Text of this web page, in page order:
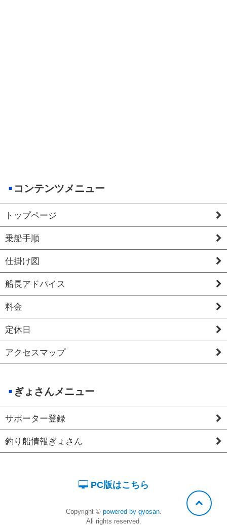
コンテンツメニュー
トップページ
乗船手順
仕掛け図
船長アドバイス
料金
定休日
アクセスマップ
ぎょさんメニュー
サポーター登録
釣り船情報ぎょさん
PC版はこちら
Copyright © powered by gyosan.
All rights reserved.